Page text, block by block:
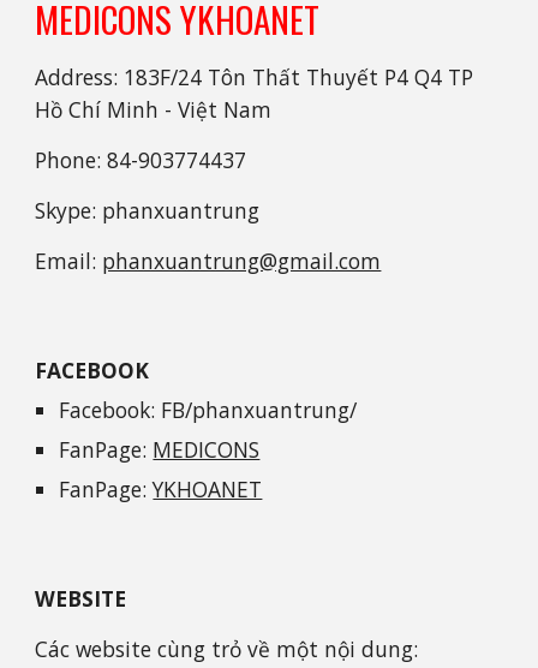
MEDICONS YKHOANET
Address: 183F/24 Tôn Thất Thuyết P4 Q4 TP
Hồ Chí Minh - Việt Nam
Phone: 84-903774437
Skype: phanxuantrung
Email: phanxuantrung@gmail.com
FACEBOOK
Facebook: FB/phanxuantrung/
FanPage: MEDICONS
FanPage:YKHOANET
WEBSITE
Các website cùng trỏ về một nội dung: